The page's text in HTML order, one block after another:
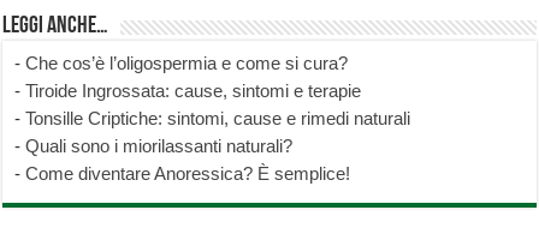
Leggi anche…
-Che cos’è l’oligospermia e come si cura?
-Tiroide Ingrossata: cause, sintomi e terapie
-Tonsille Criptiche: sintomi, cause e rimedi naturali
-Quali sono i miorilassanti naturali?
-Come diventare Anoressica? È semplice!